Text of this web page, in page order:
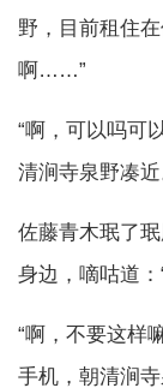
野，目前租住
啊……”
“啊，可以吗可
清涧寺泉野凑近
佐藤青木珉了
身边，嘀咕道
“啊，不要这样
手机，朝清涧